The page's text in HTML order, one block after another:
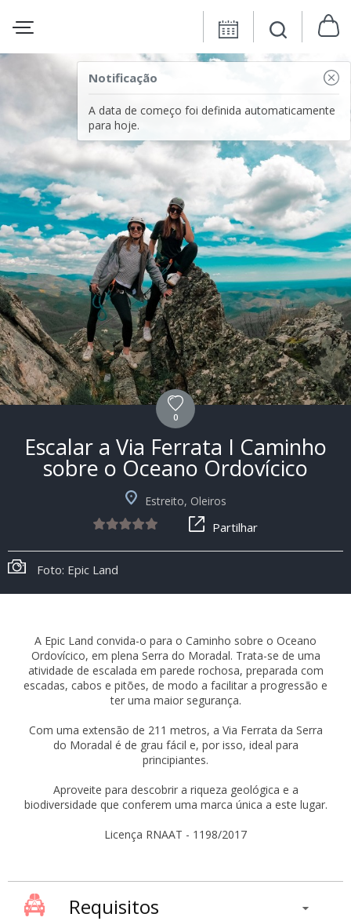
Notificação
A data de começo foi definida automaticamente
para hoje.
0
Escalar a Via Ferrata I Caminho
sobre o Oceano Ordovícico
Estreito, Oleiros
Partilhar
Foto: Epic Land
A Epic Land convida-o para o Caminho sobre o Oceano
Ordovícico, em plena Serra do Moradal. Trata-se de uma
atividade de escalada em parede rochosa, preparada com
escadas, cabos e pitões, de modo a facilitar a progressão e
ter uma maior segurança.
Com uma extensão de 211 metros, a Via Ferrata da Serra
do Moradal é de grau fácil e, por isso, ideal para
principiantes.
Aproveite para descobrir a riqueza geológica e a
biodiversidade que conferem uma marca única a este lugar.
Licença RNAAT - 1198/2017
Requisitos